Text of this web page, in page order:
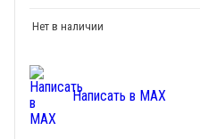
Нет в наличии
Написать в MAX